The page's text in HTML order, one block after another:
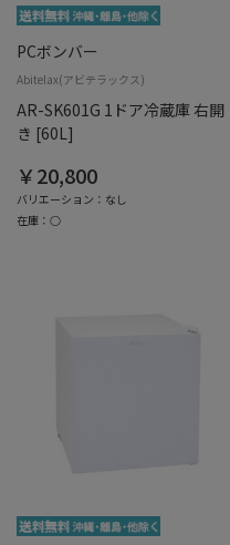
PCボンバー
Abitelax(アビテラックス)
AR-SK601G 1ドア冷蔵庫 右開
き [60L]
￥20,800
バリエーション：なし
在庫：○